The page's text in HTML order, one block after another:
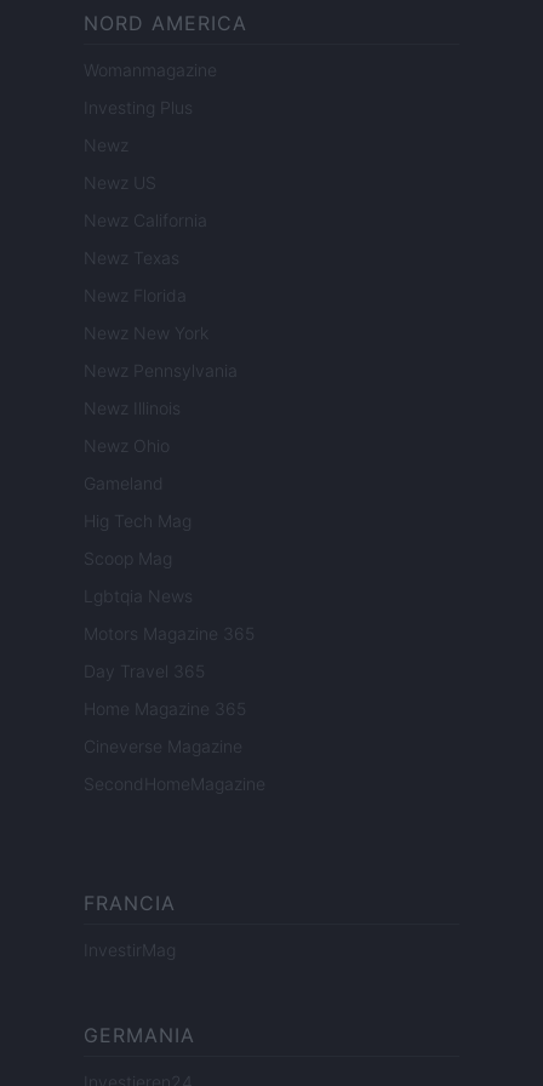
NORD AMERICA
Womanmagazine
Investing Plus
Newz
Newz US
Newz California
Newz Texas
Newz Florida
Newz New York
Newz Pennsylvania
Newz Illinois
Newz Ohio
Gameland
Hig Tech Mag
Scoop Mag
Lgbtqia News
Motors Magazine 365
Day Travel 365
Home Magazine 365
Cineverse Magazine
SecondHomeMagazine
FRANCIA
InvestirMag
GERMANIA